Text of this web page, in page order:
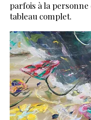
parfois à la personne
tableau complet.